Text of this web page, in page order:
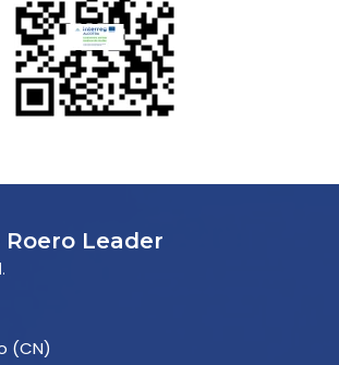
Leader
(CN)